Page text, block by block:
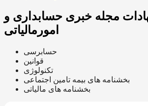
مجله خبری حسابداری و
امورمالیاتی
حسابرسی
قوانین
تکنولوژی
بخشنامه های بیمه تامین اجتماعی
بخشنامه های مالیاتی